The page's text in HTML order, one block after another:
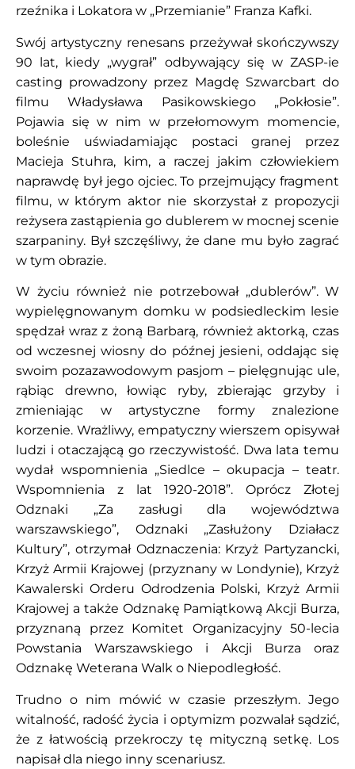
rzeźnika i Lokatora w „Przemianie” Franza Kafki.
Swój artystyczny renesans przeżywał skończywszy
90 lat, kiedy „wygrał” odbywający się w ZASP-ie
casting prowadzony przez Magdę Szwarcbart do
filmu Władysława Pasikowskiego „Pokłosie”.
Pojawia się w nim w przełomowym momencie,
boleśnie uświadamiając postaci granej przez
Macieja Stuhra, kim, a raczej jakim człowiekiem
naprawdę był jego ojciec. To przejmujący fragment
filmu, w którym aktor nie skorzystał z propozycji
reżysera zastąpienia go dublerem w mocnej scenie
szarpaniny. Był szczęśliwy, że dane mu było zagrać
w tym obrazie.
W życiu również nie potrzebował „dublerów”. W
wypielęgnowanym domku w podsiedleckim lesie
spędzał wraz z żoną Barbarą, również aktorką, czas
od wczesnej wiosny do późnej jesieni, oddając się
swoim pozazawodowym pasjom – pielęgnując ule,
rąbiąc drewno, łowiąc ryby, zbierając grzyby i
zmieniając w artystyczne formy znalezione
korzenie. Wrażliwy, empatyczny wierszem opisywał
ludzi i otaczającą go rzeczywistość. Dwa lata temu
wydał wspomnienia „Siedlce – okupacja – teatr.
Wspomnienia z lat 1920-2018”. Oprócz Złotej
Odznaki „Za zasługi dla województwa
warszawskiego”, Odznaki „Zasłużony Działacz
Kultury”, otrzymał Odznaczenia: Krzyż Partyzancki,
Krzyż Armii Krajowej (przyznany w Londynie), Krzyż
Kawalerski Orderu Odrodzenia Polski, Krzyż Armii
Krajowej a także Odznakę Pamiątkową Akcji Burza,
przyznaną przez Komitet Organizacyjny 50-lecia
Powstania Warszawskiego i Akcji Burza oraz
Odznakę Weterana Walk o Niepodległość.
Trudno o nim mówić w czasie przeszłym. Jego
witalność, radość życia i optymizm pozwalał sądzić,
że z łatwością przekroczy tę mityczną setkę. Los
napisał dla niego inny scenariusz.